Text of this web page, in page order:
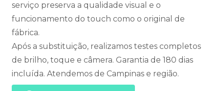
serviço preserva a qualidade visual e o
funcionamento do touch como o original de
fábrica.
Após a substituição, realizamos testes completos
de brilho, toque e câmera. Garantia de 180 dias
incluída. Atendemos de Campinas e região.